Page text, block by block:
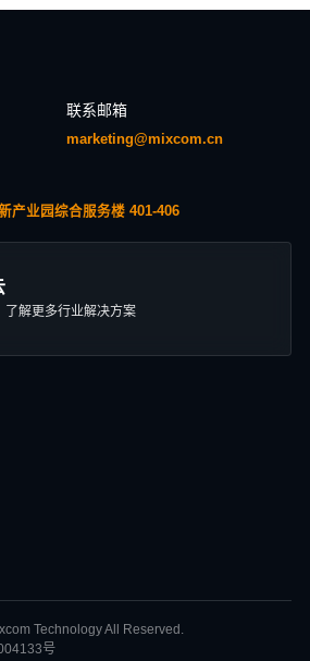
联系邮箱
marketing@mixcom.cn
产业园综合服务楼 401-406
了解更多行业解决方案
Technology All Reserved.
号